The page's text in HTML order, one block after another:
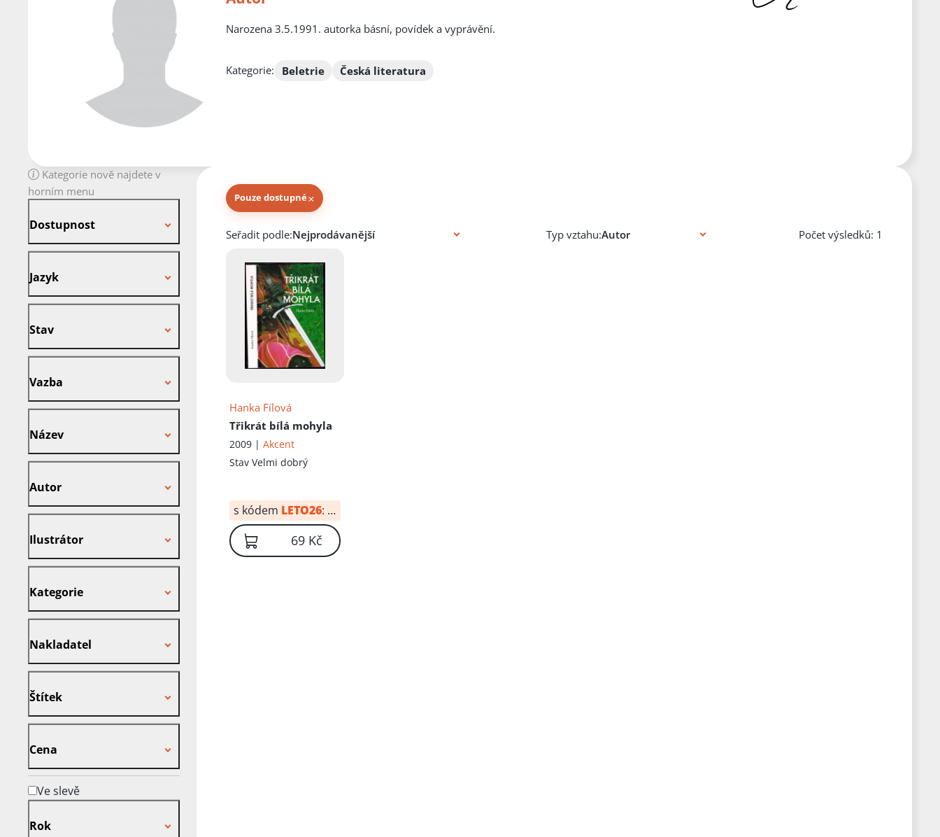
Narozena 3.5.1991. autorka básní, povídek a vyprávění.
Kategorie: Beletrie Česká literatura
Kategorie nově najdete v
horním menu
Dostupnost
Jazyk
Stav
Vazba
Název
Autor
Ilustrátor
Kategorie
Nakladatel
Štítek
Cena
Ve slevě
Rok
Pouze dostupné×
Knihy autora
Seřadit podle: Typ vztahu: Počet výsledků: 1
Hanka Fílová
Třikrát bílá mohyla
2009 |Akcent
StavVelmi dobrý
s kódem LETO26: 41 Kč
69 Kč